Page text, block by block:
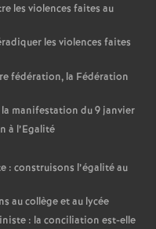
les violences faites au
les violences faites
fédération, la Fédération
manifestation du 9 janvier
à l’Egalité
: construisons l’égalité au
au collège et au lycée
: la conciliation est-elle